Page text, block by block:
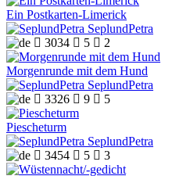
Ein Postkarten-Limerick
SeplundPetra
 3034  5  2
Morgenrunde mit dem Hund
SeplundPetra
 3326  9  5
Piescheturm
SeplundPetra
 3454  5  3